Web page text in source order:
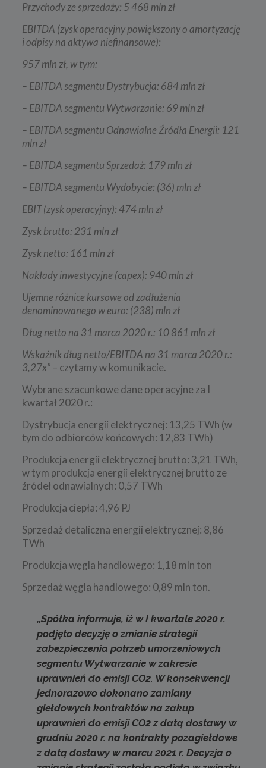
Przychody ze sprzedaży: 5 468 mln zł
EBITDA (zysk operacyjny powiększony o amortyzację
i odpisy na aktywa niefinansowe):
957 mln zł, w tym:
– EBITDA segmentu Dystrybucja: 684 mln zł
– EBITDA segmentu Wytwarzanie: 69 mln zł
– EBITDA segmentu Odnawialne Źródła Energii: 121
mln zł
– EBITDA segmentu Sprzedaż: 179 mln zł
– EBITDA segmentu Wydobycie: (36) mln zł
EBIT (zysk operacyjny): 474 mln zł
Zysk brutto: 231 mln zł
Zysk netto: 161 mln zł
Nakłady inwestycyjne (capex): 940 mln zł
Ujemne różnice kursowe od zadłużenia
denominowanego w euro: (238) mln zł
Dług netto na 31 marca 2020 r.: 10 861 mln zł
Wskaźnik dług netto/EBITDA na 31 marca 2020 r.:
3,27x”– czytamy w komunikacie.
Wybrane szacunkowe dane operacyjne za I
kwartał 2020 r.:
Dystrybucja energii elektrycznej: 13,25 TWh (w
tym do odbiorców końcowych: 12,83 TWh)
Produkcja energii elektrycznej brutto: 3,21 TWh,
w tym produkcja energii elektrycznej brutto ze
źródeł odnawialnych: 0,57 TWh
Produkcja ciepła: 4,96 PJ
Sprzedaż detaliczna energii elektrycznej: 8,86
TWh
Produkcja węgla handlowego: 1,18 mln ton
Sprzedaż węgla handlowego: 0,89 mln ton.
„Spółka informuje, iż w I kwartale 2020 r.
podjęto decyzję o zmianie strategii
zabezpieczenia potrzeb umorzeniowych
segmentu Wytwarzanie w zakresie
uprawnień do emisji CO2. W konsekwencji
jednorazowo dokonano zamiany
giełdowych kontraktów na zakup
uprawnień do emisji CO2 z datą dostawy w
grudniu 2020 r. na kontrakty pozagiełdowe
z datą dostawy w marcu 2021 r. Decyzja o